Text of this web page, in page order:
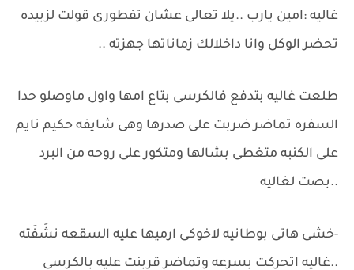
غاليه :امين يارب ..يلا تعالى عشان تفطورى قولت لزبيده
تحضر الوكل وانا داخلالك زماناتها جهزته ..
طلعت غاليه بتدفع فالكرسى بتاع امها واول ماوصلو حدا
السفره تماضر ضربت على صدرها وهى شايفه حكيم نايم
على الكنبه متغطى بشالها ومتكور على روحه من البرد
..بصت لغاليه
-خشى هاتى بوطانيه لاخوكى ارميها عليه السقعه نشَفَته
..غاليه اتحركت بسرعه وتماضر قربنت عليه بالكرسى